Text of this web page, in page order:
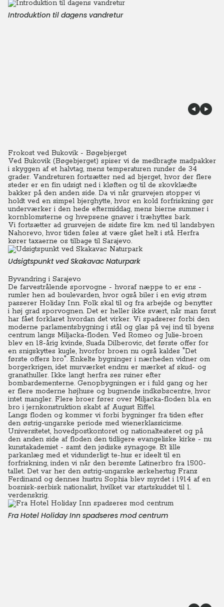
Introduktion til dagens vandretur
Frokost ved Bukovik - Bøgebjerget
Ved Bukovik (Bøgebjerget) spiser vi de medbragte madpakker
i skyggen af et halvtag, mens temperaturen runder de 34
grader. Vandreturen fortsætter ned ad bjerget, hvor der flere
steder er en fin udsigt ned i kløften og til de skovklædte
bakker på den anden side. Da vi når grusvejen stopper vi
holdt ved en simpel bjerghytte, hvor en kold forfriskning gør
underværker i den hede eftermiddag, mens bierne summer i
kornblomsterne og hvepsene gnaver i træhyttes bark.
Vi fortsætter ad grusvejen de sidste fire km. ned til landsbyen
Nahorevo, hvor tiden føles at være gået helt i stå. Herfra
kører taxaerne os tilbage til Sarajevo.
Udsigtspunkt ved Skakavac Naturpark
Byvandring i Sarajevo
De farvestrålende sporvogne - hvoraf næppe to er ens -
rumler hen ad boulevarden, hvor også biler i en evig strøm
passerer Holiday Inn. Folk skal til og fra arbejde og benytter
i høj grad sporvognen. Det er heller ikke svært, når man først
har fået forklaret hvordan det virker. Vi spadserer forbi den
moderne parlamentsbygning i stål og glas på vej ind til byens
centrum langs Miljacka-floden. Ved Romeo og Julie-broen
blev en 18-årig kvinde, Suada Dilberovic, det første offer for
en snigskyttes kugle, hvorfor broen nu også kaldes "Det
første offers bro". Enkelte bygninger i nærheden vidner om
borgerkrigen, idet murværket endnu er mærket af skud- og
granathuller. Ikke langt herfra ses ruiner efter
bombardementerne. Genopbygningen er i fuld gang og her
er flere moderne højhuse og bugnende indkøbscentre, hvor
intet mangler. Flere broer fører over Miljacka-floden bl.a. en
bro i jernkonstruktion skabt af August Eiffel.
Langs floden og kommer vi forbi bygninger fra tiden efter
den østrig-ungarske periode med wienerklassicisme.
Universitetet, hovedpostkontoret og nationalteateret og på
den anden side af floden den tidligere evangeliske kirke - nu
kunstakademiet - samt den jødiske synagoge. Et lille
parkanlæg med et vidunderligt te-hus er ideelt til en
forfriskning, inden vi når den berømte Latinerbro fra 1500-
tallet. Det var her den østrig-ungarske ærkehertug Franz
Ferdinand og dennes hustru Sophia blev myrdet i 1914 af en
bosnisk-serbisk nationalist, hvilket var startskuddet til 1.
verdenskrig.
Fra Hotel Holiday Inn spadseres mod centrum